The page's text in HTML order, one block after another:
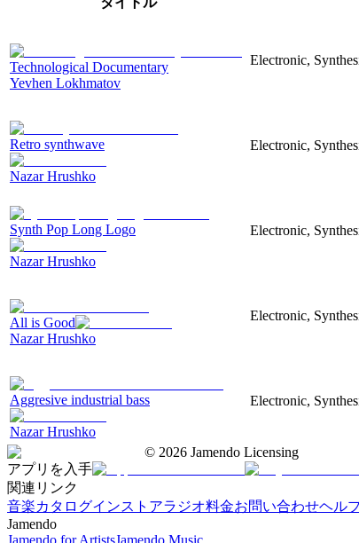
Technological Documentary
Yevhen Lokhmatov
Electronic,
Retro synthwave
Nazar Hrushko
Electronic,
Synth Pop Long Logo
Nazar Hrushko
Electronic,
All is Good
Nazar Hrushko
Electronic,
Aggresive industrial bass
Nazar Hrushko
Electronic,
© 2026 Jamendo Licensing
アプリを入手
関連リンク
音楽カタログインストアラジオ料金お問い合わせヘル
Jamendo
Jamendo for ArtistsJamendo Music